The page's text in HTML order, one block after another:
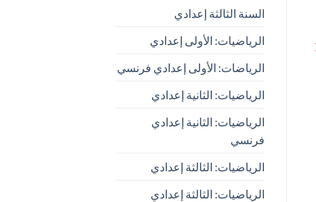
السنة الثالثة إعدادي
الرياضيات: الأولى إعدادي
الرياضات: الأولى إعدادي فرنسي
الرياضيات: الثانية إعدادي
الرياضيات: الثانية إعدادي
فرنسي
الرياضيات: الثالثة إعدادي
الرياضيات: الثالثة إعدادي